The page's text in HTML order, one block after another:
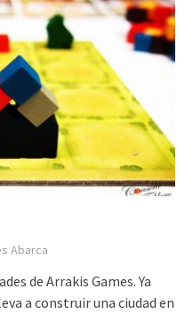
Abarca
de Arrakis Games. Ya
a construir una ciudad en